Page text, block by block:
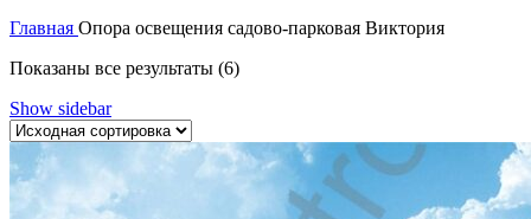
Главная Опора освещения садово-парковая Виктория
Показаны все результаты (6)
Show sidebar